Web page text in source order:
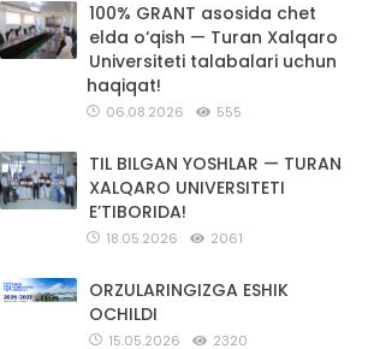
100% GRANT asosida chet
elda o‘qish — Turan Xalqaro
Universiteti talabalari uchun
haqiqat!
06.08.2026 555
TIL BILGAN YOSHLAR — TURAN
XALQARO UNIVERSITETI
E’TIBORIDA!
18.05.2026 2061
ORZULARINGIZGA ESHIK
OCHILDI
15.05.2026 2320